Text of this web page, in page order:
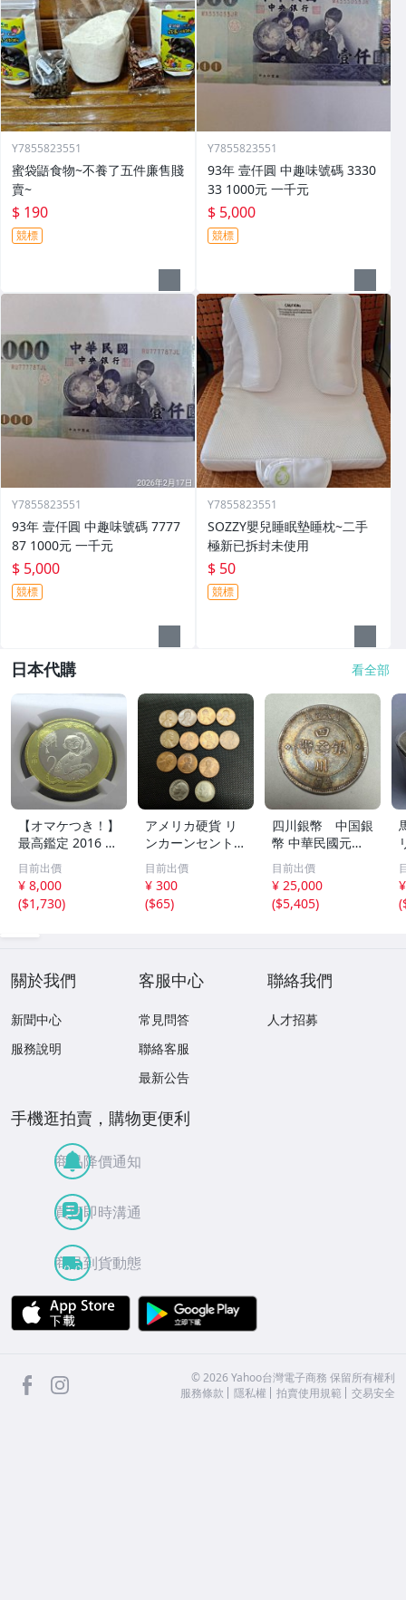
Y7855823551
蜜袋鼯食物~不養了五件廉售賤
賣~
$ 190
競標
Y7855823551
93年 壹仟圓 中趣味號碼 3330
33 1000元 一千元
$ 5,000
競標
Y7855823551
93年 壹仟圓 中趣味號碼 7777
87 1000元 一千元
$ 5,000
競標
Y7855823551
SOZZY嬰兒睡眠墊睡枕~二手
極新已拆封未使用
$ 50
競標
日本代購 看全部
【オマケつき！】
最高鑑定 2016 中
国 10元 申年 猿
バイメタル NGC
MS69PL プルーフ
ライク 初期発行
目前出價
¥ 8,000
($1,730)
アメリカ硬貨 リ
ンカーンセント
他13枚セット 外
国コイン 古銭 コ
レクション
目前出價
¥ 300
($65)
四川銀幣 中国銀
幣 中華民國元年
軍政府造 壹圓 古
銭 銀貨 アンティ
ーク
目前出價
¥ 25,000
($5,405)
(
關於我們
新聞中心
服務說明
客服中心
常見問答
聯絡客服
最新公告
聯絡我們
人才招募
手機逛拍賣，購物更便利
商品降價通知
買賣即時溝通
商品到貨動態
APP Store
facebook ©2026 Yahoo台灣電子商務 保留所有權利
服務條款
隱私權 拍賣使用規範 交易安全